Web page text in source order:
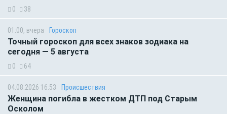
0 38
01:00, вчера Гороскоп
Точный гороскоп для всех знаков зодиака на
сегодня — 5 августа
0 64
04.08.2026 16:53 Происшествия
Женщина погибла в жестком ДТП под Старым
Осколом